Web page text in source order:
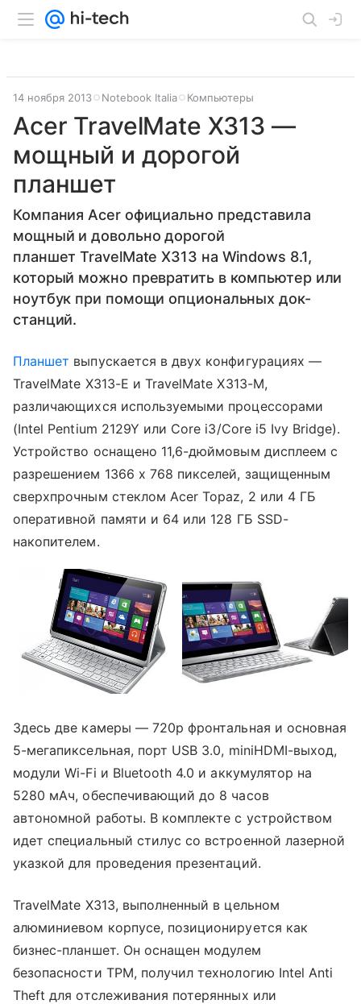
14 ноября 2013 Notebook Italia Компьютеры
Acer TravelMate X313 —
мощный и дорогой
планшет
Компания Acer официально представила
мощный и довольно дорогой
планшет TravelMate X313 на Windows 8.1,
который можно превратить в компьютер или
ноутбук при помощи опциональных док-
станций.
Планшет выпускается в двух конфигурациях —
TravelMate X313-E и TravelMate X313-M,
различающихся используемыми процессорами
(Intel Pentium 2129Y или Core i3/Core i5 Ivy Bridge).
Устройство оснащено 11,6-дюймовым дисплеем с
разрешением 1366 х 768 пикселей, защищенным
сверхпрочным стеклом Acer Topaz, 2 или 4 ГБ
оперативной памяти и 64 или 128 ГБ SSD-
накопителем.
Здесь две камеры — 720p фронтальная и основная
5-мегапиксельная, порт USB 3.0, miniHDMI-выход,
модули Wi-Fi и Bluetooth 4.0 и аккумулятор на
5280 мАч, обеспечивающий до 8 часов
автономной работы. В комплекте с устройством
идет специальный стилус со вcтроенной лазерной
указкой для проведения презентаций.
TravelMate X313, выполненный в цельном
алюминиевом корпусе, позиционируется как
бизнес-планшет. Он оснащен модулем
безопасности TPM, получил технологию Intel Anti
Theft для отслеживания потерянных или